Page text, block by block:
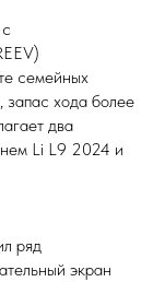
семейных
запас хода более
два
Li L9 2024 и
ряд
экран